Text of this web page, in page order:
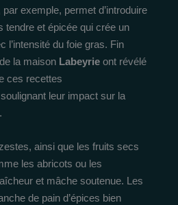
par exemple, permet d’introduire
tendre et épicée qui crée un
l’intensité du foie gras. Fin
la maison Labeyrie ont révélé
ces recettes
leur impact sur la
ainsi que les fruits secs
les abricots ou les
et mâche soutenue. Les
de pain d’épices bien